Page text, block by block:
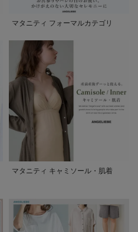
マタニティ フォーマルカテゴリ
マタニティ キャミソール・肌着